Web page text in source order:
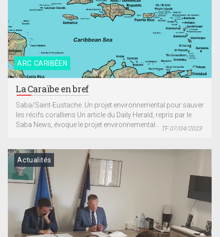
ARC CARIBÉEN
La Caraïbe en bref
Saba/Saint-Eustache. Un projet environnemental pour sauver
les récifs coralliens Un article du Daily Herald, repris par le
Saba News, évoque le projet environnemental... TF 07/04/2023
Actualités